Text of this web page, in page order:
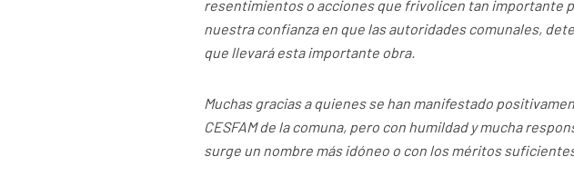
resentimientos o acciones que frivolicen tan importante
nuestra confianza en que las autoridades comunales,
que llevará esta importante obra.
Muchas gracias a quienes se han manifestado
CESFAM de la comuna, pero con humildad y mucha
surge un nombre más idóneo o con los méritos